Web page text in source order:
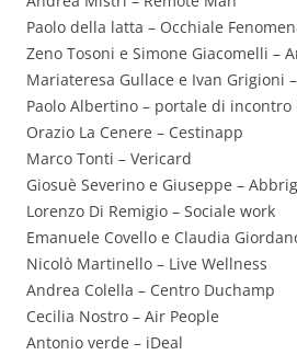
Paolo della latta – Occhiale
Zeno Tosoni e Simone Giacomelli –
Mariateresa Gullace e Ivan Grigioni
Paolo Albertino – portale di incontro
Orazio La Cenere – Cestinapp
Marco Tonti – Vericard
Giosuè Severino e Giuseppe –
Lorenzo Di Remigio – Sociale work
Emanuele Covello e Claudia
Nicolò Martinello – Live Wellness
Andrea Colella – Centro Duchamp
Cecilia Nostro – Air People
Antonio verde – iDeal